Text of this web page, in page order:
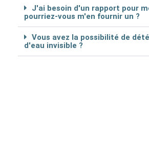
J'ai besoin d'un rapport pour
pourriez-vous m'en fournir un ?
Vous avez la possibilité de
d'eau invisible ?